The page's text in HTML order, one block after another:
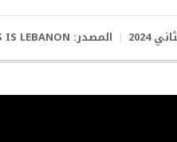
المصدر: IS LEBANON